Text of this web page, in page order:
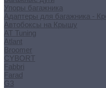
Упоры багажника
Адаптеры для багажника -
Автобоксы на Крышу
AT Tuning
Atlant
Broomer
CYBORT
Fabbri
Farad
G3